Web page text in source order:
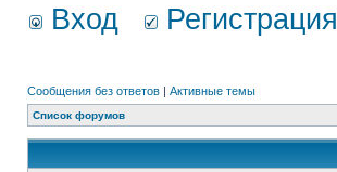
Вход Регистрация
Сообщения без ответов | Активные темы
Список форумов